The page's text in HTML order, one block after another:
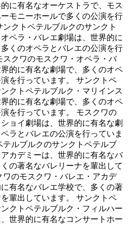
に有名なオーケストラで、モス
モニーホールで多くの公演を行
ンクトペテルブルクのサンクト
ペラ・バレエ劇場は、世界的に
くのオペラとバレエの公演を行
スクワのモスクワ・オペラ・バ
的に有名な劇場で、多くのオペ
を行っています。 サンクトペ
クトペテルブルク・マリインス
的に有名な劇場で、多くのオペ
を行っています。 モスクワの
ョイ劇場は、世界的に有名な劇
ラとバレエの公演を行っていま
テルブルクのサンクトペテルブ
カデミーは、世界的に有名なバ
の著名なバレリーナを輩出して
ワのモスクワ・バレエ・アカデ
有名なバレエ学校で、多くの著
輩出しています。 サンクトペ
クトペテルブルク・フィルハー
世界的に有名なコンサートホー